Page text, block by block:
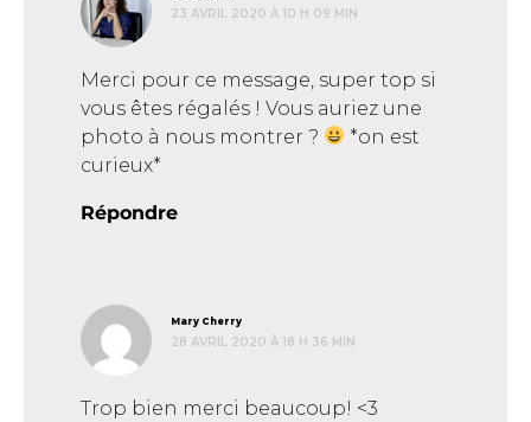
23 AVRIL 2020 À 10 H 09 MIN
Merci pour ce message, super top si
vous êtes régalés ! Vous auriez une
photo à nous montrer ?
*on est
curieux*
Répondre
Mary Cherry
28 AVRIL 2020 À 18 H 36 MIN
Trop bien merci beaucoup! <3